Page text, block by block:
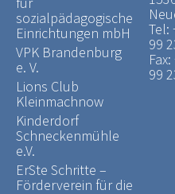
sozialpädagogische
Einrichtungen mbH
VPK Brandenburg
e. V.
Lions Club
Kleinmachnow
Kinderdorf
Schneckenmühle
e.V.
ErSte Schritte –
Förderverein für die
Tel:
99
99